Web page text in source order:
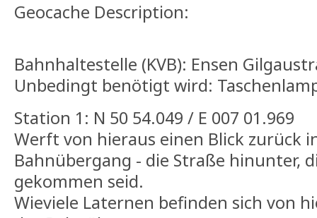
Geocache Description:
Bahnhaltestelle (KVB): Ensen
Unbedingt benötigt wird:
Station 1: N 50 54.049 / E 007 01.969
Werft von hieraus einen Blick zurück
Bahnübergang - die Straße hinunter,
gekommen seid.
Wieviele Laternen befinden sich von